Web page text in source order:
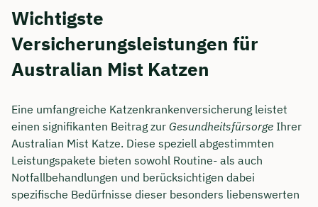
Wichtigste
Versicherungsleistungen für
Australian Mist Katzen
Eine umfangreiche Katzenkrankenversicherung leistet
einen signifikanten Beitrag zur Gesundheitsfürsorge Ihrer
Australian Mist Katze. Diese speziell abgestimmten
Leistungspakete bieten sowohl Routine- als auch
Notfallbehandlungen und berücksichtigen dabei
spezifische Bedürfnisse dieser besonders liebenswerten